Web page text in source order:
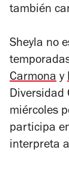
también
Sheyla no
Carmona y
Diversidad
miércoles
participa
interpreta